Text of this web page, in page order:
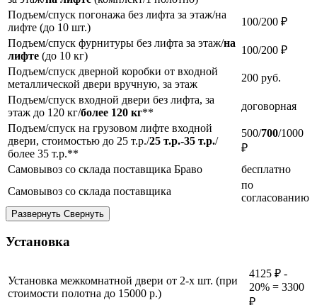
Подъем/спуск погонажа без лифта за этаж/на
лифте (до 10 шт.)
100/200 ₽
Подъем/спуск фурнитуры без лифта за этаж/на
лифте (до 10 кг)
100/200 ₽
Подъем/спуск дверной коробки от входной
металлической двери вручную, за этаж
200 руб.
Подъем/спуск входной двери без лифта, за
этаж до 120 кг/более 120 кг**
договорная
Подъем/спуск на грузовом лифте входной
двери, стоимостью до 25 т.р./25 т.р.-35 т.р./
более 35 т.р.**
500/700/1000
₽
Самовывоз со склада поставщика Браво
бесплатно
Самовывоз со склада поставщика
по
согласованию
Развернуть Свернуть
Установка
Установка межкомнатной двери от 2-х шт. (при
стоимости полотна до 15000 р.)
4125 ₽ -
20% = 3300
₽